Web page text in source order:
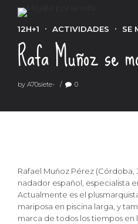
12H+1 ACTIVIDADES SE
Rafa Muñoz se
by A70siete- 0
Rafael Muñoz Pérez (Córdoba,
nadador español, especialista
Actualmente es el
mariposa en piscina larga, y
marca de todos los tiempos en